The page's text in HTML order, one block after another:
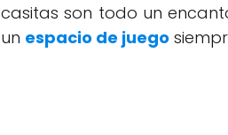
casitas son todo un
un espacio de juego